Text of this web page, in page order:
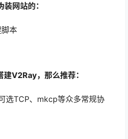
网站的：
本
V2Ray，那么推荐：
选TCP、mkcp等众多常规协